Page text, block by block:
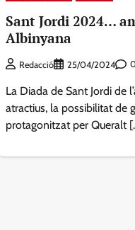
Sant Jordi 2024…
Albinyana
Redacció 25/04/2024
La Diada de Sant Jordi de
atractius, la possibilitat de
protagonitzat per Queralt